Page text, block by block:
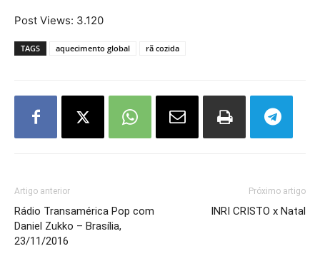
Post Views: 3.120
TAGS aquecimento global rã cozida
Artigo anterior
Rádio Transamérica Pop com
Daniel Zukko – Brasília,
23/11/2016
Próximo artigo
INRI CRISTO x Natal